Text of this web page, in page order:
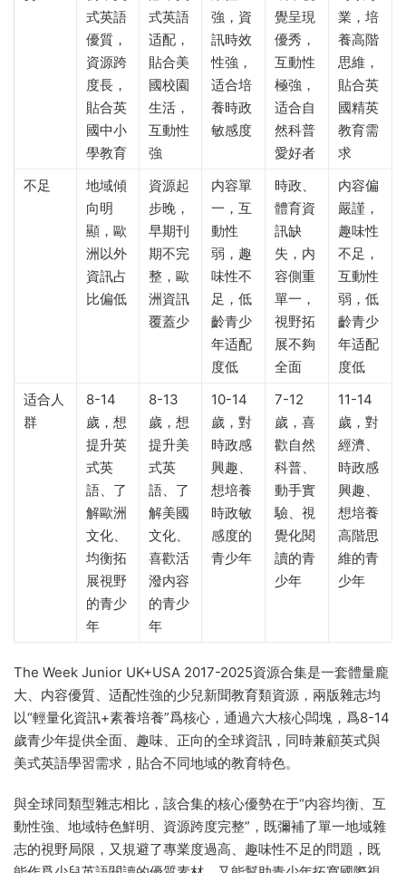
式英語
優質，
資源跨
度長，
貼合英
國中小
學教育
式英語
适配，
貼合美
國校園
生活，
互動性
強
強，資
訊時效
性強，
适合培
養時政
敏感度
覺呈現
優秀，
互動性
極強，
适合自
然科普
愛好者
業，培
養高階
思維，
貼合英
國精英
教育需
求
不足
地域傾
向明
顯，歐
洲以外
資訊占
比偏低
資源起
步晚，
早期刊
期不完
整，歐
洲資訊
覆蓋少
内容單
一，互
動性
弱，趣
味性不
足，低
齡青少
年适配
度低
時政、
體育資
訊缺
失，内
容側重
單一，
視野拓
展不夠
全面
内容偏
嚴謹，
趣味性
不足，
互動性
弱，低
齡青少
年适配
度低
适合人
群
8-14
歲，想
提升英
式英
語、了
解歐洲
文化、
均衡拓
展視野
的青少
年
8-13
歲，想
提升美
式英
語、了
解美國
文化、
喜歡活
潑内容
的青少
年
10-14
歲，對
時政感
興趣、
想培養
時政敏
感度的
青少年
7-12
歲，喜
歡自然
科普、
動手實
驗、視
覺化閱
讀的青
少年
11-14
歲，對
經濟、
時政感
興趣、
想培養
高階思
維的青
少年
The Week Junior UK+USA 2017-2025資源合集是一套體量龐
大、内容優質、适配性強的少兒新聞教育類資源，兩版雜志均
以“輕量化資訊+素養培養”爲核心，通過六大核心闆塊，爲8-14
歲青少年提供全面、趣味、正向的全球資訊，同時兼顧英式與
美式英語學習需求，貼合不同地域的教育特色。
與全球同類型雜志相比，該合集的核心優勢在于“内容均衡、互
動性強、地域特色鮮明、資源跨度完整”，既彌補了單一地域雜
志的視野局限，又規避了專業度過高、趣味性不足的問題，既